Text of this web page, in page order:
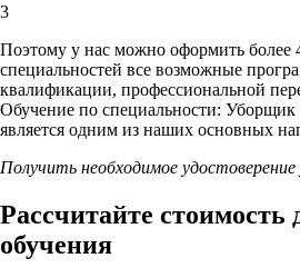
3
Поэтому у нас можно оформить более
специальностей все возможные
квалификации, профессиональной
Обучение по специальности: Уборщик
является одним из наших основных
Получить необходимое
Рассчитайте стоимость
обучения